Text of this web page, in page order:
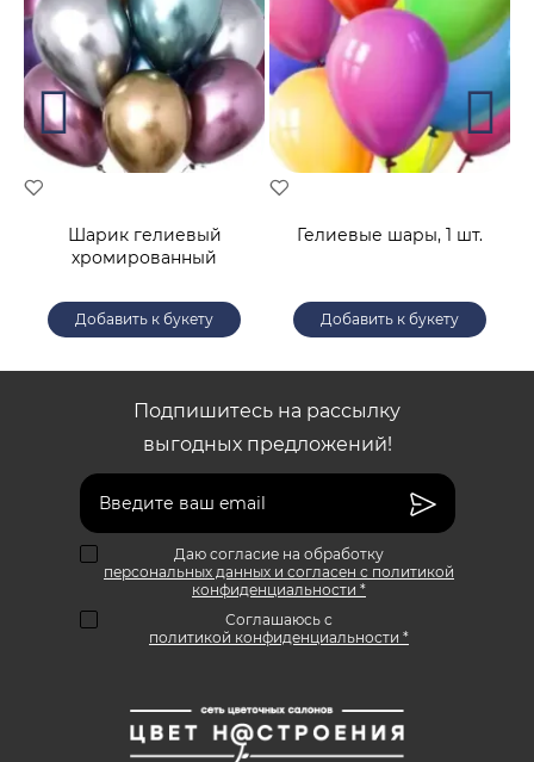
Шарик гелиевый
хромированный
Добавить к букету
Гелиевые шары, 1 шт.
Добавить к букету
Подпишитесь на рассылку
выгодных предложений!
Даю согласие на обработку
персональных данных и согласен с политикой
конфиденциальности *
Соглашаюсь с
политикой конфиденциальности *